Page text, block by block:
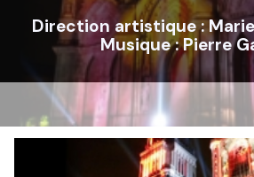
Direction artistique :
Musique :Pierre